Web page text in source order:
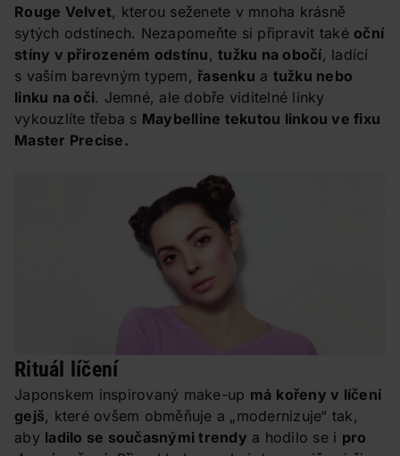
Rouge Velvet, kterou seženete v mnoha krásně
sytých odstínech. Nezapomeňte si připravit také oční
stíny v přirozeném odstínu , tužku na obočí, ladící
s vaším barevným typem, řasenku a tužku nebo
linku na oči. Jemné, ale dobře viditelné linky
vykouzlíte třeba s Maybelline tekutou linkou ve fixu
Master Precise.
Rituál líčení
Japonskem inspirovaný make-up má kořeny v líčení
gejš, které ovšem obměňuje a „modernizuje“ tak,
aby ladilo se současnými trendy a hodilo se i pro